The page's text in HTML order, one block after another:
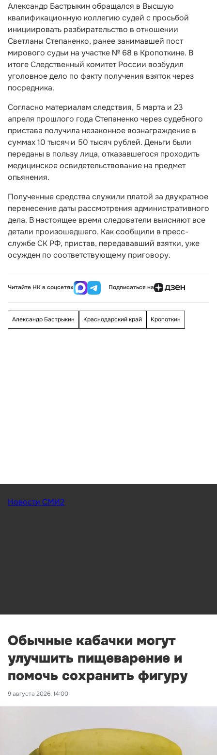
Александр Бастрыкин обращался в Высшую
квалификационную коллегию судей с просьбой
инициировать разбирательство в отношении
Светланы Степаненко, ранее занимавшей пост
мирового судьи на участке № 68 в Кропоткине. В
итоге Следственный комитет России возбудил
уголовное дело по факту получения взяток через
посредника.
Согласно материалам следствия, 5 марта и 23
апреля прошлого года Степаненко через судебного
пристава получила незаконное вознаграждение в
суммах 10 тысяч и 50 тысяч рублей. Деньги были
переданы в пользу лица, отказавшегося проходить
медицинское освидетельствование на предмет
опьянения.
Полученные средства служили платой за двукратное
перенесение даты рассмотрения административного
дела. В настоящее время следователи выясняют все
детали произошедшего. Как сообщили в пресс-
службе СК РФ, пристав, передававший взятки, уже
осужден по соответствующему приговору.
Читайте НК в соцсетях Подписаться на
Александр Бастрыкин Краснодарский край Кропоткин
Новости СМИ2
Обычные кабачки могут
улучшить пищеварение и
помочь сохранить фигуру
9 августа 2026, 14:00